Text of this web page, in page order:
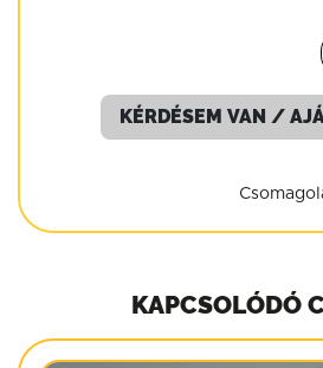
KÉRDÉSEM VAN /
KAPCSOLÓDÓ